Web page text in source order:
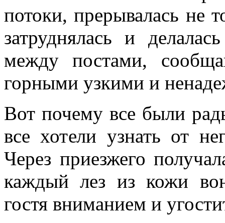
потоки, прерывалась не
затруднялась и
между постами,
горными узкими и
Вот почему все были
все хотели узнать от
Через приезжего
каждый лез из кожи
гостя вниманием и